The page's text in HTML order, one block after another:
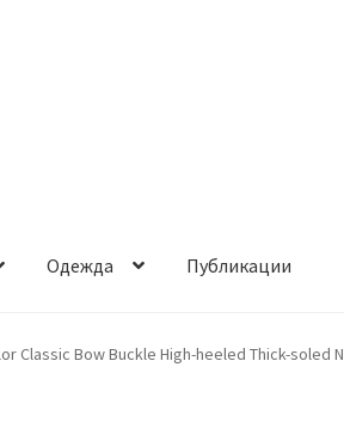
Одежда Публикации
Classic Bow Buckle High-heeled Thick-soled